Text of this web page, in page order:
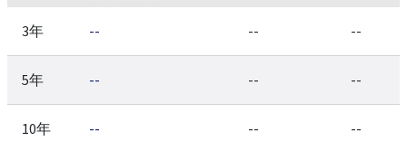
3年 -- -- --
5年 -- -- --
10年 -- -- --